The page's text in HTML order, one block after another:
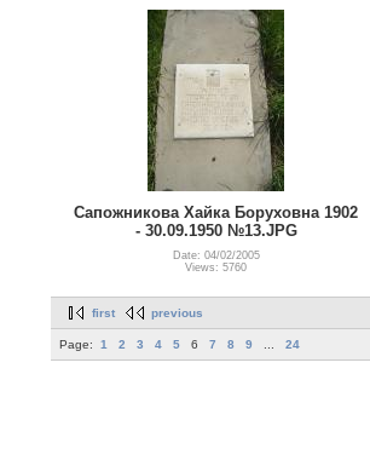
Сапожникова Хайка Боруховна 1902
- 30.09.1950 №13.JPG
Date: 04/02/2005
Views: 5760
first previous
Page: 1 2 3 4 5 6 7 8 9 24